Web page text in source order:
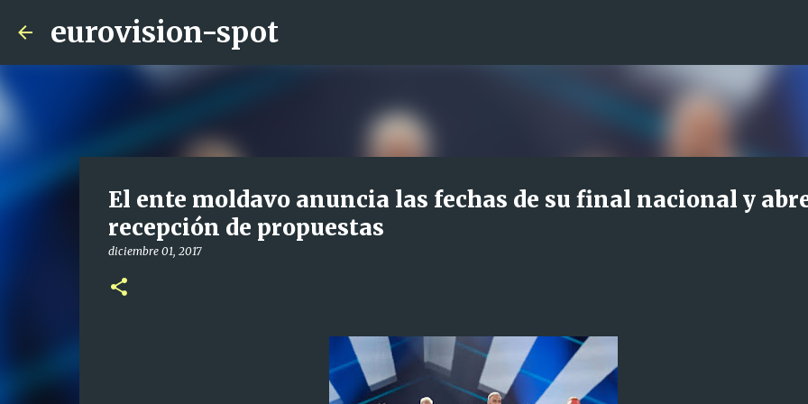
eurovision-spot
El ente moldavo anuncia las fechas de su final nacional y
recepción de propuestas
diciembre 01, 2017